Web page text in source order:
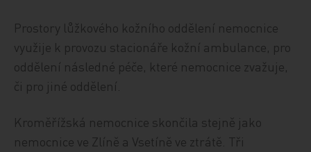
Prostory lůžkového kožního oddělení nemocnice
využije k provozu stacionáře kožní ambulance, pro
oddělení následné péče, které nemocnice zvažuje,
či pro jiné oddělení.
Kroměřížská nemocnice skončila stejně jako
nemocnice ve Zlíně a Vsetíně ve ztrátě. Tři